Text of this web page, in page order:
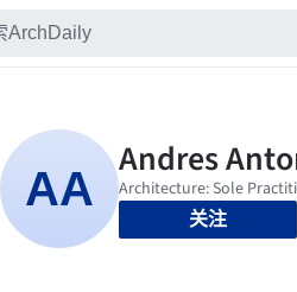
关注